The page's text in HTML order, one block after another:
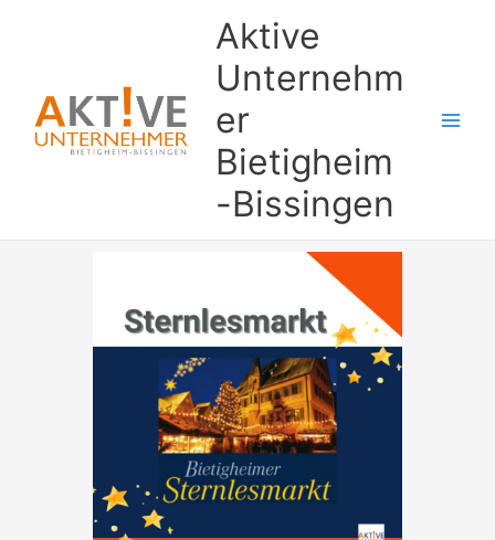
Aktive
Unternehm
er
Bietigheim
-Bissingen